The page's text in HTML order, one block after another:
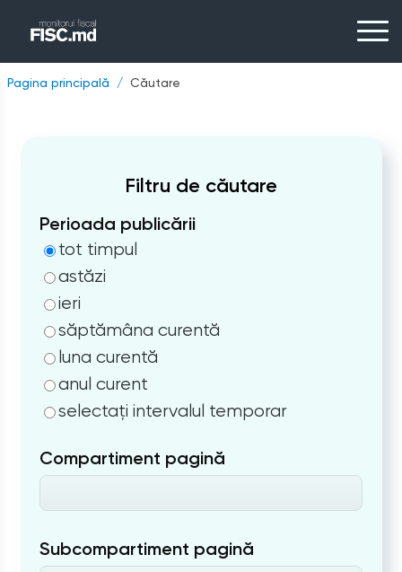
Pagina principală Căutare
Filtru de căutare
Perioada publicării
tot timpul
astăzi
ieri
săptămâna curentă
luna curentă
anul curent
selectați intervalul temporar
Compartiment pagină
Subcompartiment pagină